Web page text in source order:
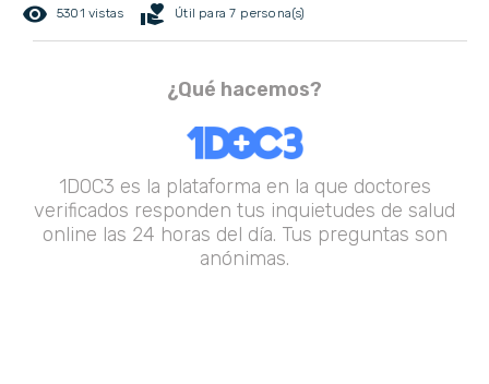
remove_red_eye 5301 vistas volunteer_activism Útil para 7 persona(s)
¿Qué hacemos?
1DOC3 es la plataforma en la que doctores
verificados responden tus inquietudes de salud
online las 24 horas del día. Tus preguntas son
anónimas.